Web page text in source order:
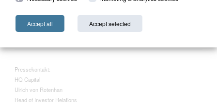
Homburg, Düsseldorf, New York und Hong Kong ist HQ einer der wenigen
global agierenden Finanzdienstleister in Privatbesitz.
Pressekontakt:
HQ Capital
Ulrich von Rotenhan
Head of Investor Relations
Accept all Accept selected